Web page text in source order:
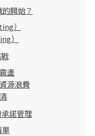
開始？
）
）
盪
源浪費
諾管理
單